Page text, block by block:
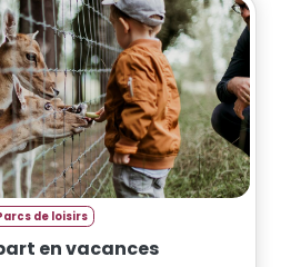
de loisirs
en vacances